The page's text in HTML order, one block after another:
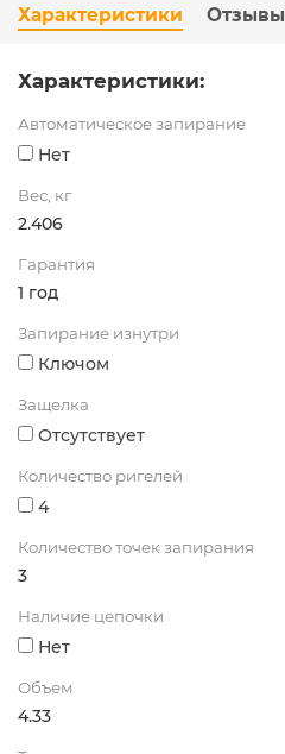
Характеристики Отзывы
Характеристики:
Автоматическое запирание
Нет
Вес, кг
2.406
Гарантия
1 год
Запирание изнутри
Ключом
Защелка
Отсутствует
Количество ригелей
4
Количество точек запирания
3
Наличие цепочки
Нет
Объем
4.33